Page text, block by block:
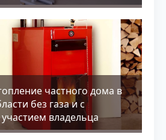
частного дома в
без газа и с
владельца